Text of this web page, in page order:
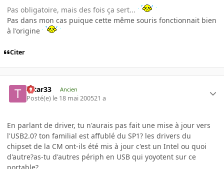
Pas obligatoire, mais des fois ça sert...
Pas dans mon cas puique cette même souris fonctionnait bien
à l'origine
Citer
tatar33 Ancien
Posté(e) le 18 mai 200521 a
En parlant de driver, tu n'aurais pas fait une mise à jour vers
l'USB2.0? ton familial est affublé du SP1? les drivers du
chipset de la CM ont-ils été mis à jour c'est un Intel ou quoi
d'autre?as-tu d'autres périph en USB qui yoyotent sur ce